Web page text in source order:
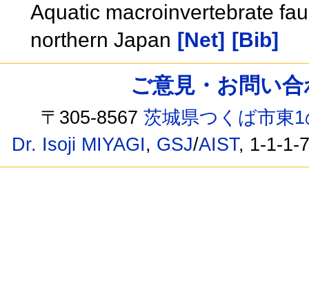
Aquatic macroinvertebrate
northern Japan [Net] [Bib]
ご意見・お問い
〒305-8567茨城県つくば市東
Dr. Isoji MIYAGI, GSJ/AIST, 1-1-1-